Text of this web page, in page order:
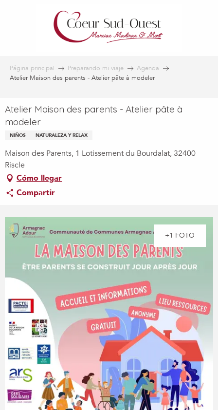
Página principal Preparando mi viaje
Agenda
Atelier Maison des parents - Atelier pâte à modeler
Atelier Maison des parents - Atelier pâte à
modeler
NIÑOS NATURALEZA Y RELAX
Maison des Parents, 1 Lotissement du Bourdalat, 32400
Riscle
Cómo llegar
Compartir
+1 FOTO